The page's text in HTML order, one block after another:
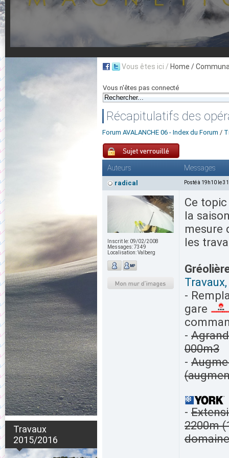
Travaux
2015/2016
Vous êtes ici / Home /
Vous n'êtes pas connecté
Récapitulatifs des
Forum AVALANCHE 06 - Index du Forum /
Auteurs Messages
radical Posté à 19h10 le
Inscrit le: 09/02/2008
Messages:7349
Localisation:Valberg
Ce
la
mesure
les
-
gare
-
000m3
-
-
2200m